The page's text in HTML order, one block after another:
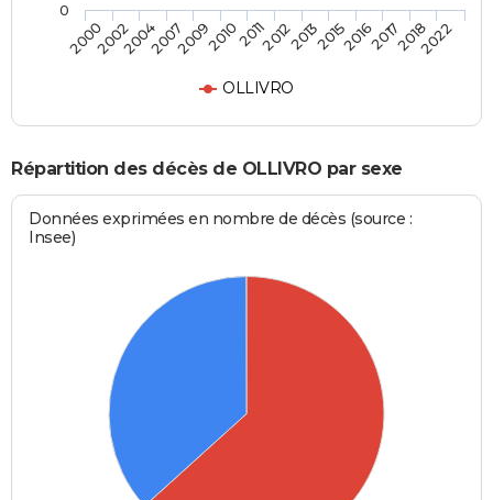
OLLIVRO
20002002200420072009201020112012201320152016201720182022
0
Répartition des décès de OLLIVRO par sexe
Données exprimées en nombre de décès (source :
Insee)